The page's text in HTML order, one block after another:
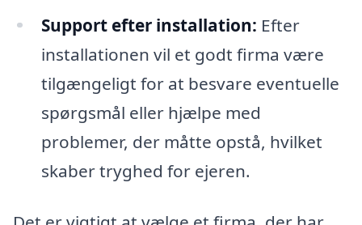
Support efter installation: Efter
installationen vil et godt firma være
tilgængeligt for at besvare eventuelle
spørgsmål eller hjælpe med
problemer, der måtte opstå, hvilket
skaber tryghed for ejeren.